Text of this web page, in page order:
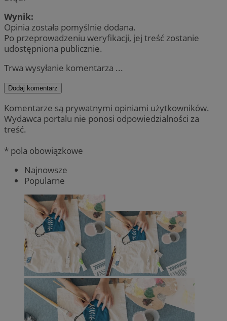
Wynik:
Opinia została pomyślnie dodana.
Po przeprowadzeniu weryfikacji, jej treść zostanie
udostępniona publicznie.
Trwa wysyłanie komentarza ...
Dodaj komentarz
Komentarze są prywatnymi opiniami użytkowników.
Wydawca portalu nie ponosi odpowiedzialności za
treść.
* pola obowiązkowe
Najnowsze
Popularne